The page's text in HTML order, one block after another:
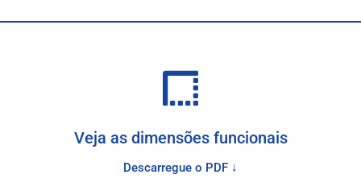
Veja as dimensões funcionais
Descarregue o PDF ↓